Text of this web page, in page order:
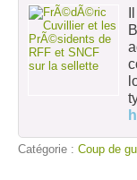
Catégorie : Coup de